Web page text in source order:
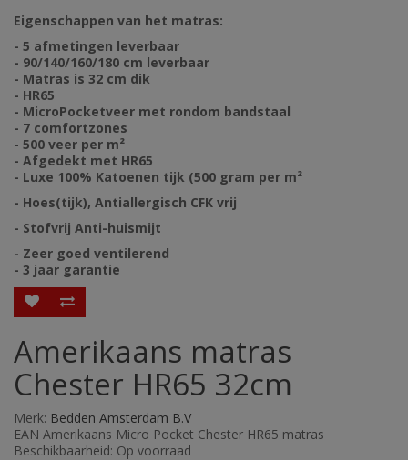
Eigenschappen van het matras:
- 5 afmetingen leverbaar
- 90/140/160/180 cm leverbaar
- Matras is 32 cm dik
- HR65
- MicroPocketveer met rondom bandstaal
- 7 comfortzones
- 500 veer per m²
- Afgedekt met HR65
- Luxe 100% Katoenen tijk (500 gram per m²
- Hoes(tijk), Antiallergisch CFK vrij
- Stofvrij Anti-huismijt
- Zeer goed ventilerend
- 3 jaar garantie
Amerikaans matras
Chester HR65 32cm
Merk: Bedden Amsterdam B.V
EAN Amerikaans Micro Pocket Chester HR65 matras
Beschikbaarheid: Op voorraad